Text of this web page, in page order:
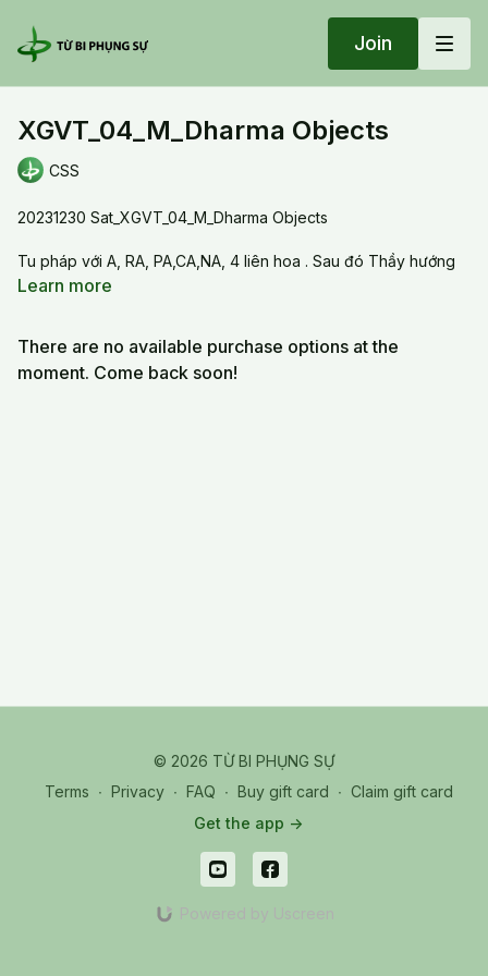
Join
XGVT_04_M_Dharma Objects
CSS
20231230 Sat_XGVT_04_M_Dharma Objects
Tu pháp với A, RA, PA,CA,NA, 4 liên hoa . Sau đó Thầy hướng
dẫn tu pháp bảo loa, phần tu pháp bảo, tâm bảo và tu thiền
Learn more
There are no available purchase options at the
moment. Come back soon!
© 2026 TỪ BI PHỤNG SỰ
Terms ∙ Privacy ∙ FAQ ∙ Buy gift card ∙ Claim gift card
Get the app ->
Powered by Uscreen